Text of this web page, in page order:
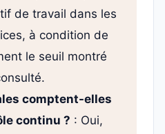
de travail dans les
à condition de
le seuil montré
comptent-elles
continu ? : Oui,